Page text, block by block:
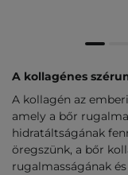
A kollagénes
A kollagén az
amely a bőr
hidratáltságának
öregszünk, a bőr
rugalmasságának